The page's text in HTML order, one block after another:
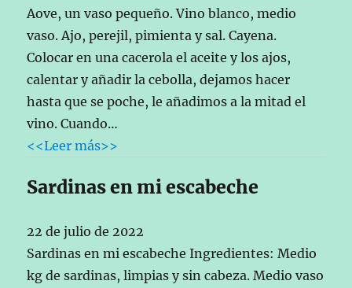
Aove, un vaso pequeño. Vino blanco, medio
vaso. Ajo, perejil, pimienta y sal. Cayena.
Colocar en una cacerola el aceite y los ajos,
calentar y añadir la cebolla, dejamos hacer
hasta que se poche, le añadimos a la mitad el
vino. Cuando…
<<Leer más>>
Sardinas en mi escabeche
22 de julio de 2022
Sardinas en mi escabeche Ingredientes: Medio
kg de sardinas, limpias y sin cabeza. Medio vaso